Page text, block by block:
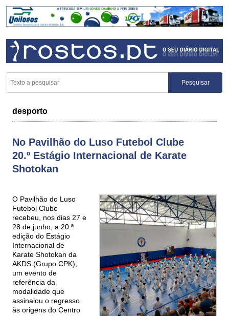
desporto
No Pavilhão do Luso Futebol Clube
20.º Estágio Internacional de Karate
Shotokan
O Pavilhão do Luso
Futebol Clube
recebeu, nos dias 27 e
28 de junho, a 20.ª
edição do Estágio
Internacional de
Karate Shotokan da
AKDS (Grupo CPK),
um evento de
referência da
modalidade que
assinalou o regresso
às origens do Centro